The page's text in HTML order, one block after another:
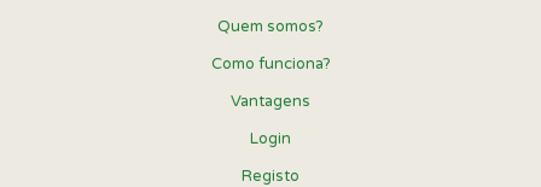
Quem somos?
Como funciona?
Vantagens
Login
Registo